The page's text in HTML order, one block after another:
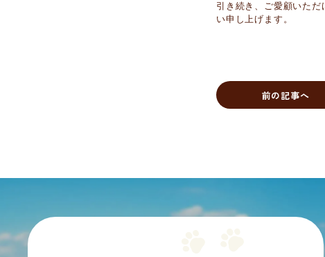
引き続き、ご愛顧いた
い申し上げます。
前の記事へ